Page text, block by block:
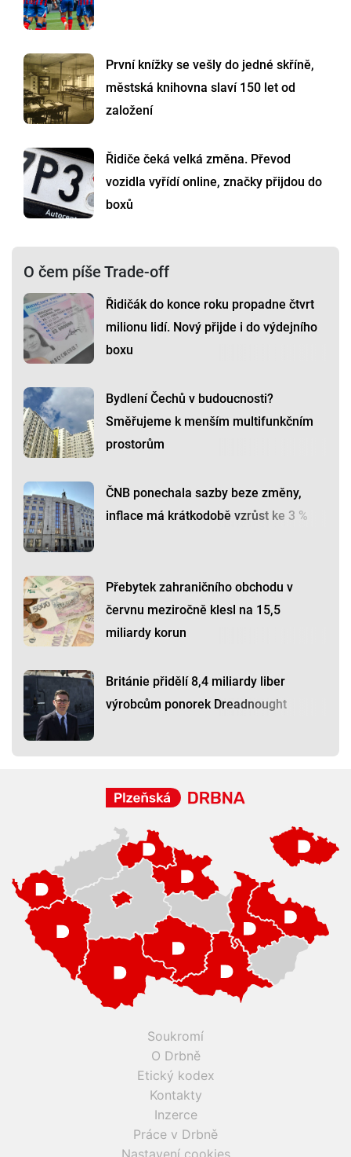
První knížky se vešly do jedné skříně,
městská knihovna slaví 150 let od
založení
Řidiče čeká velká změna. Převod
vozidla vyřídí online, značky přijdou do
boxů
O čem píše Trade-off
Řidičák do konce roku propadne čtvrt
milionu lidí. Nový přijde i do výdejního
boxu
Bydlení Čechů v budoucnosti?
Směřujeme k menším multifunkčním
prostorům
ČNB ponechala sazby beze změny,
inflace má krátkodobě vzrůst ke 3 %
Přebytek zahraničního obchodu v
červnu meziročně klesl na 15,5
miliardy korun
Británie přidělí 8,4 miliardy liber
výrobcům ponorek Dreadnought
Soukromí
O Drbně
Etický kodex
Kontakty
Inzerce
Práce v Drbně